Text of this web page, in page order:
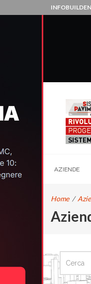
AZIENDE
Home /